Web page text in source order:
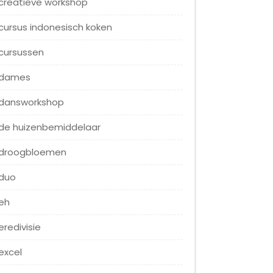
indonesisch koken
huizenbemiddelaar